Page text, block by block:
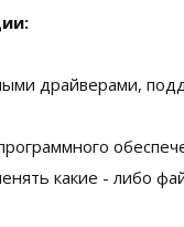
драйверами,
какие - либо